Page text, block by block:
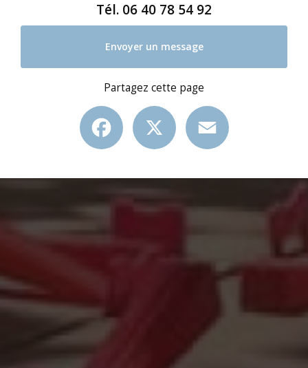
Tél. 06 40 78 54 92
Envoyer un message
Partagez cette page
Facebook